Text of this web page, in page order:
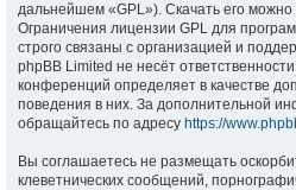
дальнейшем «GPL»). Скачать его можно
Ограничения лицензии GPL для
строго связаны с организацией и
phpBB Limited не несёт
конференций определяет в качестве
поведения в них. За дополнительной
обращайтесь по адресу https://
Вы соглашаетесь не размещать
клеветнических сообщений,